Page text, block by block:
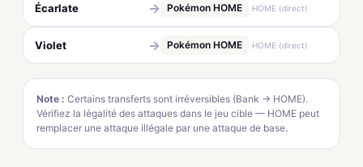
Écarlate → Pokémon HOME HOME (direct)
Violet → Pokémon HOME HOME (direct)
Note : Certains transferts sont irréversibles (Bank → HOME).
Vérifiez la légalité des attaques dans le jeu cible — HOME peut
remplacer une attaque illégale par une attaque de base.